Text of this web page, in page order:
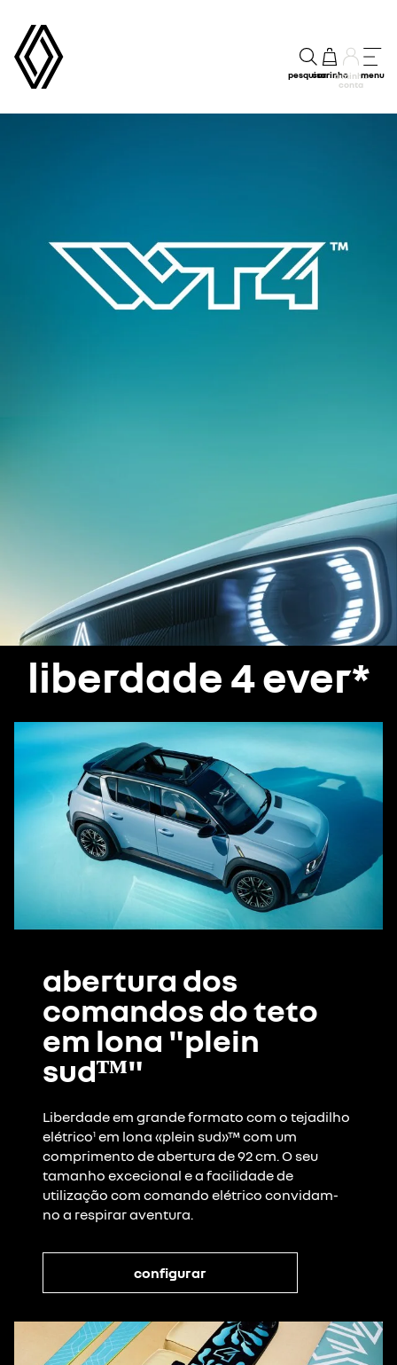
pesquisarcarrinhoa minha
conta
menu
liberdade 4 ever*
abertura dos
comandos do teto
em lona "plein
sudᵀᴹ"
Liberdade em grande formato com o tejadilho
elétrico1 em lona «plein sud»™ com um
comprimento de abertura de 92 cm. O seu
tamanho excecional e a facilidade de
utilização com comando elétrico convidam-
no a respirar aventura.
configurar